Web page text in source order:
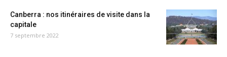
Canberra : nos itinéraires de visite dans la
capitale
7 septembre 2022